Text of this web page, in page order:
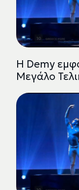
Η Demy
Μεγάλο